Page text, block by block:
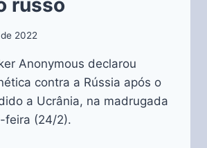
2022
Anonymous declarou
contra a Rússia após o
a Ucrânia, na madrugada
feira (24/2).